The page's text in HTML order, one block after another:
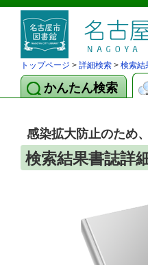
トップページ > 詳細検索 > 検索結
かんたん検索
感染拡大防止のため
検索結果書誌詳